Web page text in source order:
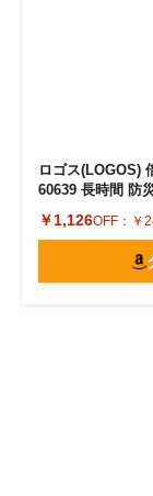
ロゴス(LOGOS)
60639 長時間 防
￥1,126OFF： ￥